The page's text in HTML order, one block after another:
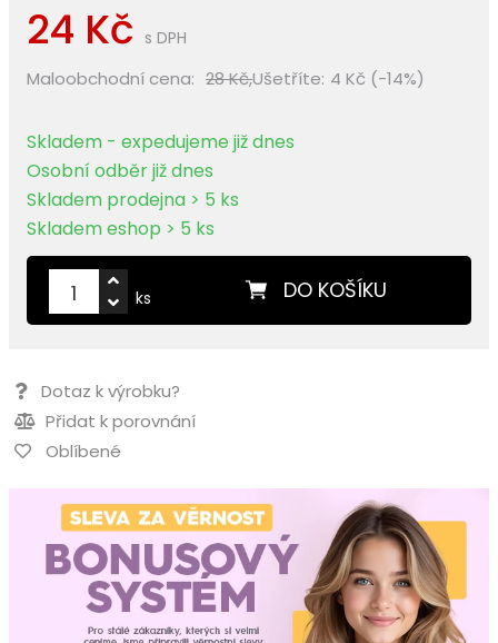
24 Kč s DPH
Maloobchodní cena: 28 Kč,Ušetříte: 4 Kč (-14%)
Skladem - expedujeme již dnes
Osobní odběr již dnes
Skladem prodejna > 5 ks
Skladem eshop > 5 ks
DO KOŠÍKU
ks
Dotaz k výrobku?
Přidat k porovnání
Oblíbené